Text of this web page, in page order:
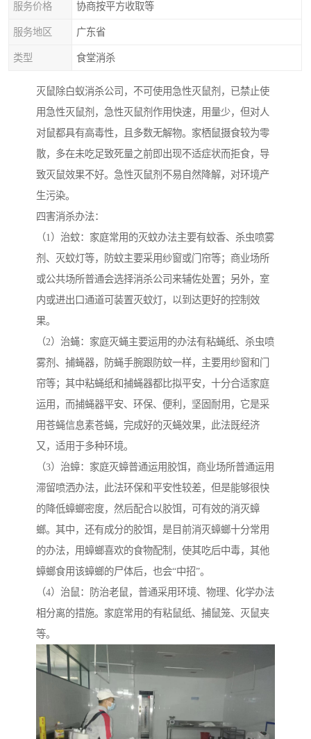
服务价格 协商按平方收取等
服务地区 广东省
类型 食堂消杀
灭鼠除白蚁消杀公司，不可使用急性灭鼠剂，已禁止使
用急性灭鼠剂，急性灭鼠剂作用快速，用量少，但对人
对鼠都具有高毒性，且多数无解物。家栖鼠摄食较为零
散，多在未吃足致死量之前即出现不适症状而拒食，导
致灭鼠效果不好。急性灭鼠剂不易自然降解，对环境产
生污染。
四害消杀办法：
（1）治蚊：家庭常用的灭蚊办法主要有蚊香、杀虫喷雾
剂、灭蚊灯等，防蚊主要采用纱窗或门帘等；商业场所
或公共场所普通会选择消杀公司来辅佐处置；另外，室
内或进出口通道可装置灭蚊灯，以到达更好的控制效
果。
（2）治蝇：家庭灭蝇主要运用的办法有粘蝇纸、杀虫喷
雾剂、捕蝇器，防蝇手腕跟防蚊一样，主要用纱窗和门
帘等；其中粘蝇纸和捕蝇器都比拟平安，十分合适家庭
运用，而捕蝇器平安、环保、便利，坚固耐用，它是采
用苍蝇信息素苍蝇，完成好的灭蝇效果，此法既经济
又，适用于多种环境。
（3）治蟑：家庭灭蟑普通运用胶饵，商业场所普通运用
滞留喷洒办法，此法环保和平安性较差，但是能够很快
的降低蟑螂密度，然后配合以胶饵，可有效的消灭蟑
螂。其中，还有成分的胶饵，是目前消灭蟑螂十分常用
的办法，用蟑螂喜欢的食物配制，使其吃后中毒，其他
蟑螂食用该蟑螂的尸体后，也会“中招”。
（4）治鼠：防治老鼠，普通采用环境、物理、化学办法
相分离的措施。家庭常用的有粘鼠纸、捕鼠笼、灭鼠夹
等。